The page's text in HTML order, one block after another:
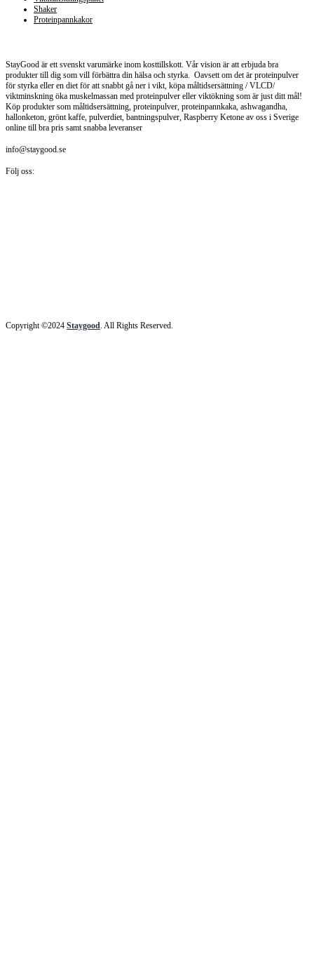
Shaker
Proteinpannkakor
StayGood är ett svenskt varumärke inom kosttillskott. Vår vision är att erbjuda bra
produkter till dig som vill förbättra din hälsa och styrka. Oavsett om det är proteinpulver
för styrka eller en diet för att snabbt gå ner i vikt, köpa måltidsersättning / VLCD/
viktminskning öka muskelmassan med proteinpulver eller viktökning som är just ditt mål!
Köp produkter som måltidsersättning, proteinpulver, proteinpannkaka, ashwagandha,
hallonketon, grönt kaffe, pulverdiet, bantningspulver, Raspberry Ketone av oss i Sverige
online till bra pris samt snabba leveranser
info@staygood.se
Följ oss:
Copyright ©2024 Staygood . All Rights Reserved.